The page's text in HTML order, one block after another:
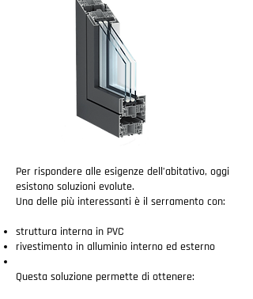
Per rispondere alle esigenze dell’abitativo, oggi
esistono soluzioni evolute.
Una delle più interessanti è il serramento con:
struttura interna in PVC
rivestimento in alluminio interno ed esterno
Questa soluzione permette di ottenere: